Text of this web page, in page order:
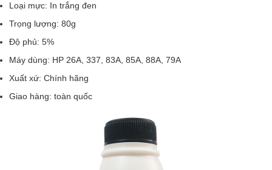
Loại mực: In trắng đen
Trọng lượng: 80g
Độ phủ: 5%
Máy dùng: HP 26A, 337, 83A, 85A, 88A, 79A
Xuất xứ: Chính hãng
Giao hàng: toàn quốc